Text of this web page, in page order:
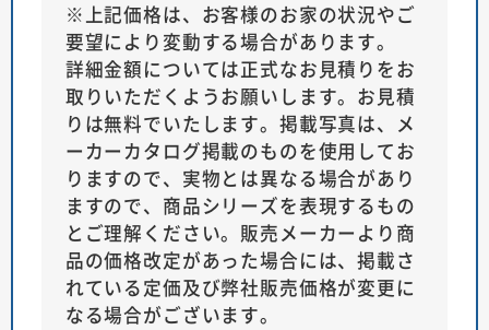
※上記価格は、お客様のお家の状況やご
要望により変動する場合があります。
詳細金額については正式なお見積りをお
取りいただくようお願いします。お見積
りは無料でいたします。掲載写真は、メ
ーカーカタログ掲載のものを使用してお
りますので、実物とは異なる場合があり
ますので、商品シリーズを表現するもの
とご理解ください。販売メーカーより商
品の価格改定があった場合には、掲載さ
れている定価及び弊社販売価格が変更に
なる場合がございます。